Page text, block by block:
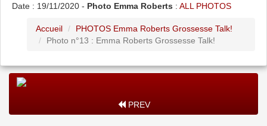
Date : 19/11/2020 - Photo Emma Roberts : ALL PHOTOS
Accueil
PHOTOS Emma Roberts Grossesse Talk!
Photo n°13 : Emma Roberts Grossesse Talk!
PREV